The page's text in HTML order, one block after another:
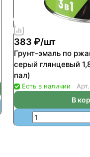
383 ₽/шт
Грунт-эмаль по
серый глянцевый
пал)
Есть в наличии Арт.
В